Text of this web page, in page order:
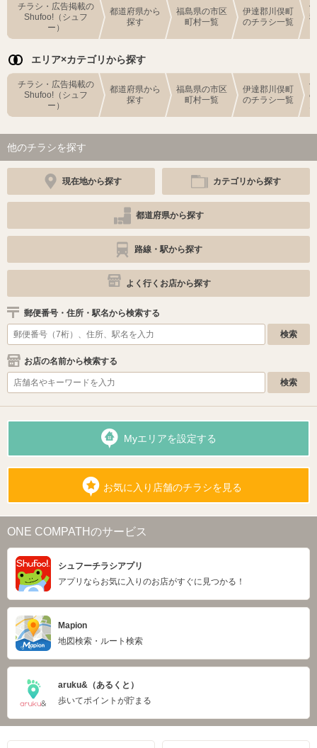
チラシ・広告掲載の
Shufoo!（シュフ
ー）
都道府県から
探す
福島県の市区
町村一覧
伊達郡川俣町
のチラシ一覧
エリア×カテゴリから探す
チラシ・広告掲載の
Shufoo!（シュフ
ー）
都道府県から
探す
福島県の市区
町村一覧
伊達郡川俣町
のチラシ一覧
他のチラシを探す
現在地から探す カテゴリから探す
都道府県から探す
路線・駅から探す
よく行くお店から探す
郵便番号・住所・駅名から検索する
お店の名前から検索する
Myエリアを設定する
お気に入り店舗のチラシを見る
ONE COMPATHのサービス
シュフーチラシアプリ
アプリならお気に入りのお店がすぐに見つかる！
Mapion
地図検索・ルート検索
aruku&（あるくと）
歩いてポイントが貯まる